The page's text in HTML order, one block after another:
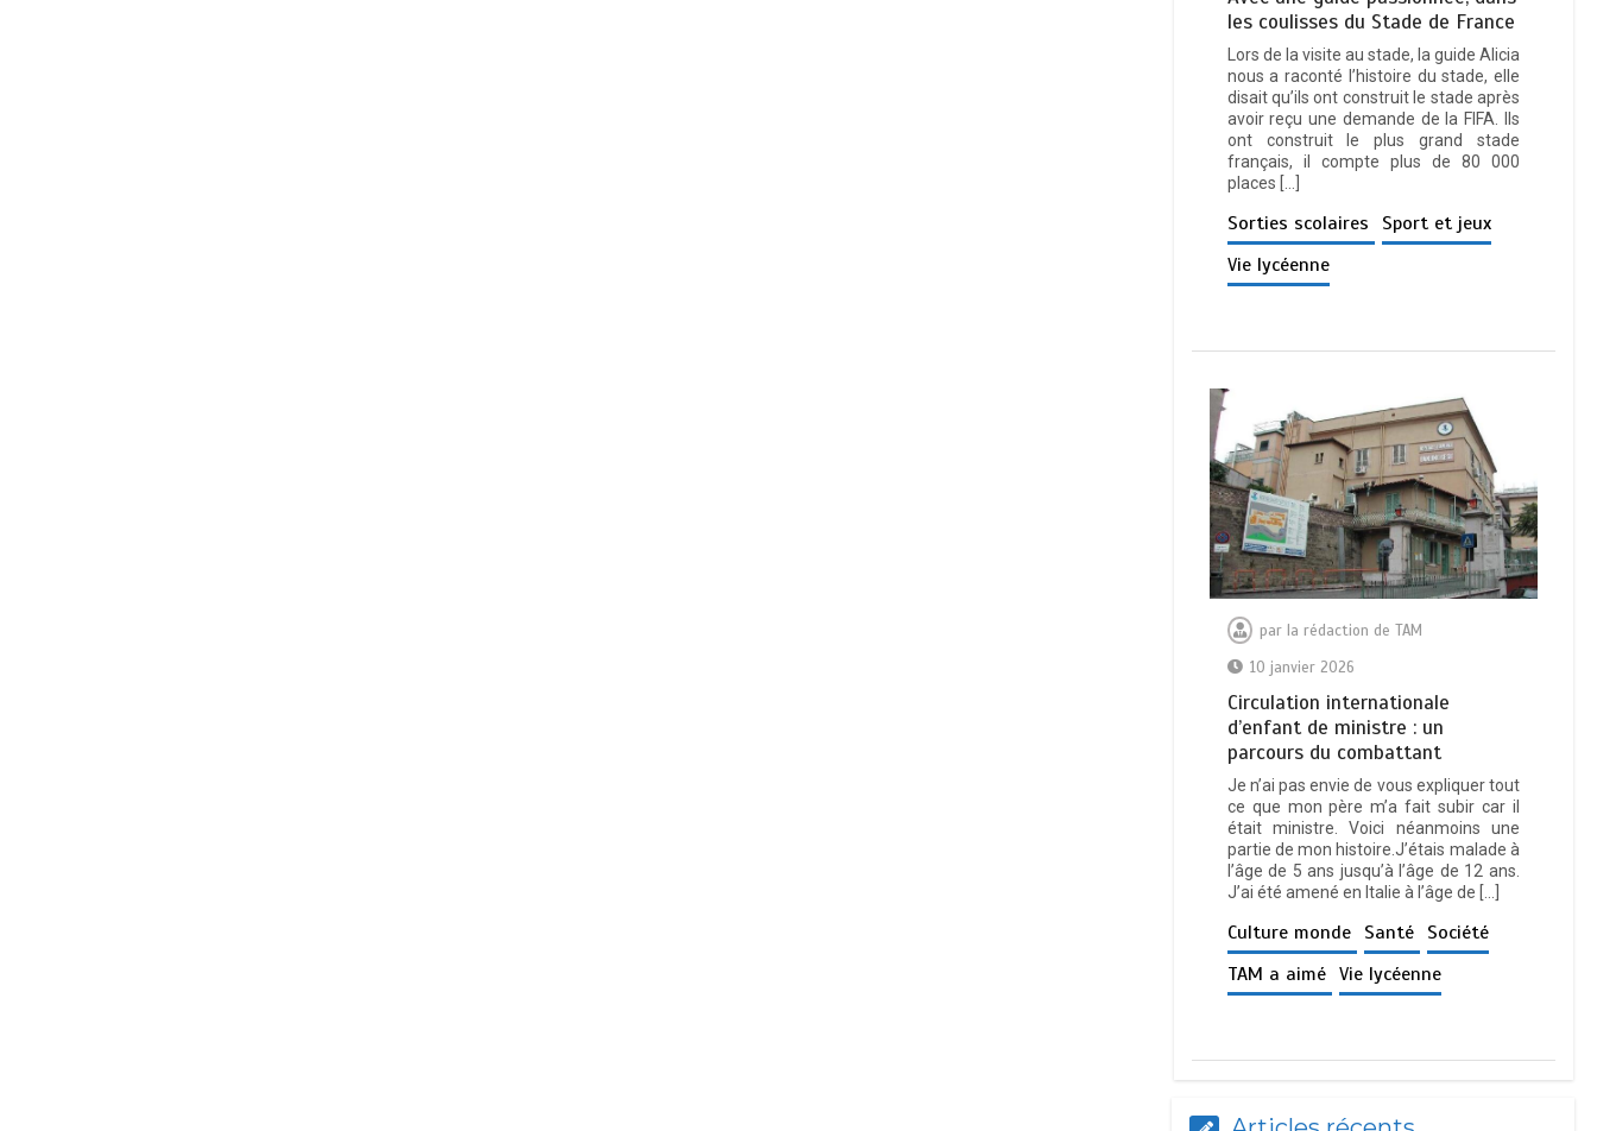
les coulisses du Stade de France
Lors de la visite au stade, la guide Alicia
nous a raconté l’histoire du stade, elle
disait qu’ils ont construit le stade après
avoir reçu une demande de la FIFA. Ils
ont construit le plus grand stade
français, il compte plus de 80 000
places […]
Sorties scolaires
Sport et jeux
Vie lycéenne
par la rédaction de TAM
10 janvier 2026
Circulation internationale
d’enfant de ministre : un
parcours du combattant
Je n’ai pas envie de vous expliquer tout
ce que mon père m’a fait subir car il
était ministre. Voici néanmoins une
partie de mon histoire.J’étais malade à
l’âge de 5 ans jusqu’à l’âge de 12 ans.
J’ai été amené en Italie à l’âge de […]
Culture monde Santé Société
TAM a aimé Vie lycéenne